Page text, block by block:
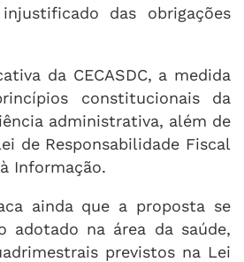
das obrigações
da CECASDC, a medida
constitucionais da
administrativa, além de
de Responsabilidade Fiscal
Informação.
ainda que a proposta se
adotado na área da saúde,
previstos na Lei